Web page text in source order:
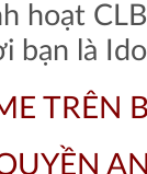
hoạt
bạn là
TRÊN